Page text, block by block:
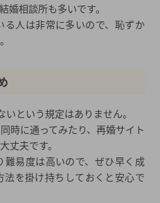
婚相談所も多いです。
人は非常に多いので、恥ずか
という規定はありません。
時に通ってみたり、再婚サイト
丈夫です。
易度は高いので、ぜひ早く成
を掛け持ちしておくと安心で